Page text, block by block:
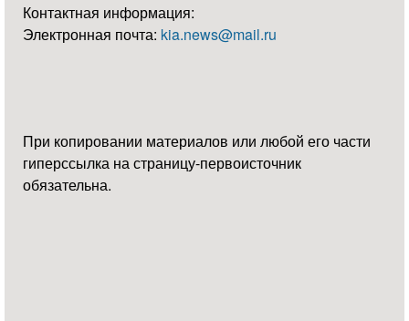
Контактная информация:
Электронная почта: kia.news@mail.ru
При копировании материалов или любой его части
гиперссылка на страницу-первоисточник
обязательна.